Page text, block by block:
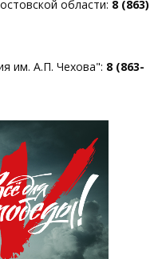
области: 8 (863)
им. А.П. Чехова": 8 (863-